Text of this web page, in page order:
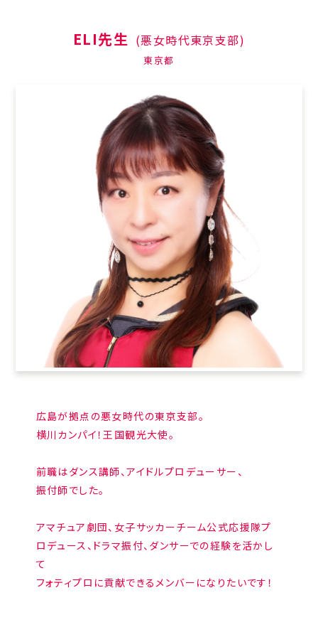
ELI先生 (悪女時代東京支部)
東京都
広島が拠点の悪女時代の東京支部。
横川カンパイ！王国観光大使。
前職はダンス講師、アイドルプロデューサー、
振付師でした。
アマチュア劇団、女子サッカーチーム公式応援隊プ
ロデュース、ドラマ振付、ダンサーでの経験を活かし
て
フォティプロに貢献できるメンバーになりたいです！